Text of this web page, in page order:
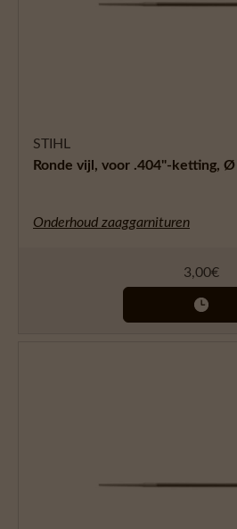
STIHL
Ronde vijl, voor .404"-ketting, Ø
Onderhoud zaaggarnituren
3,00€